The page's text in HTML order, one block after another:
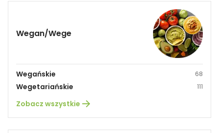
Wegan/Wege
Wegańskie 68
Wegetariańskie 111
Zobacz wszystkie